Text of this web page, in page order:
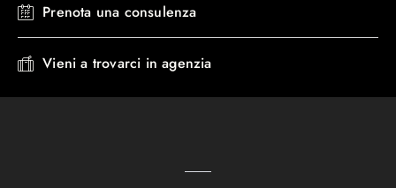
Prenota una consulenza
Vieni a trovarci in agenzia